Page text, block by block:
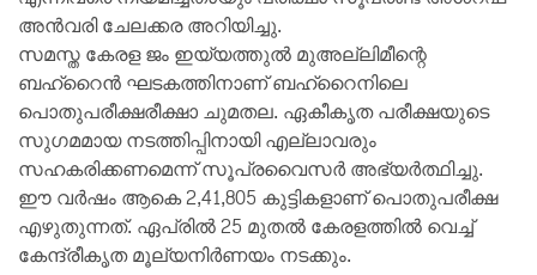
അന്‍വരി ചേലക്കര അറിയിച്ചു.
സമസ്ത കേരള ജം ഇയ്യത്തുല്‍ മുഅല്ലിമീന്റെ
ബഹ്‌റൈന്‍ ഘടകത്തിനാണ് ബഹ്‌റൈനിലെ
പൊതുപരീക്ഷരീക്ഷാ ചുമതല. ഏകീകൃത പരീക്ഷയുടെ
സുഗമമായ നടത്തിപ്പിനായി എല്ലാവരും
സഹകരിക്കണമെന്ന് സൂപ്രവൈസര്‍ അഭ്യര്‍ത്ഥിച്ചു.
ഈ വര്‍ഷം ആകെ 2,41,805 കുട്ടികളാണ് പൊതുപരീക്ഷ
എഴുതുന്നത്. ഏപ്രില്‍ 25 മുതല്‍ കേരളത്തില്‍ വെച്ച്
കേന്ദ്രീകൃത മൂല്യനിര്‍ണയം നടക്കും.